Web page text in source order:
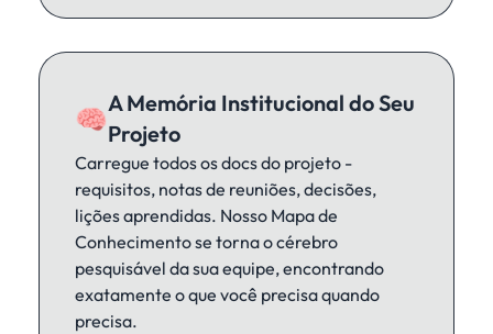
🧠A Memória Institucional do Seu
Projeto
Carregue todos os docs do projeto -
requisitos, notas de reuniões, decisões,
lições aprendidas. Nosso Mapa de
Conhecimento se torna o cérebro
pesquisável da sua equipe, encontrando
exatamente o que você precisa quando
precisa.